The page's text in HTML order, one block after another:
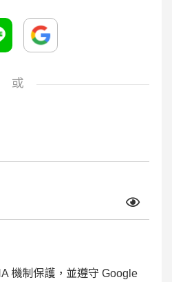
或
機制保護，並遵守 Google